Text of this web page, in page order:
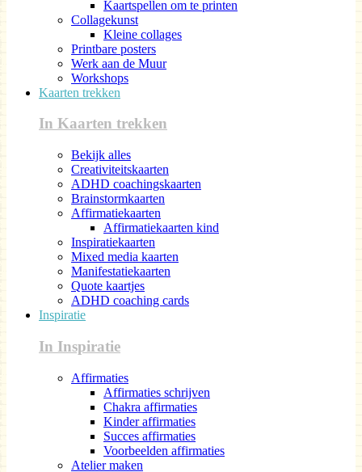
Kaartspellen om te printen
Collagekunst
Kleine collages
Printbare posters
Werk aan de Muur
Workshops
Kaarten trekken
In Kaarten trekken
Bekijk alles
Creativiteitskaarten
ADHD coachingskaarten
Brainstormkaarten
Affirmatiekaarten
Affirmatiekaarten kind
Inspiratiekaarten
Mixed media kaarten
Manifestatiekaarten
Quote kaartjes
ADHD coaching cards
Inspiratie
In Inspiratie
Affirmaties
Affirmaties schrijven
Chakra affirmaties
Kinder affirmaties
Succes affirmaties
Voorbeelden affirmaties
Atelier maken